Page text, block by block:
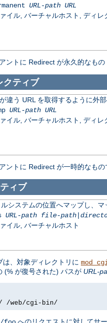
URL-path URL
イル, バーチャルホスト, ディレ
ントに Redirect が永久的なも
クティブ
違う URL を取得するように外
URL-path URL
イル, バーチャルホスト, ディレ
ントに Redirect が一時的なも
ィブ
システムの位置へマップし、
URL-path file-path|
イル, バーチャルホスト
は、対象ディレクトリに
(% が復号された) パスが URL-
/web/cgi-bin/
へのリクエストに対してサ